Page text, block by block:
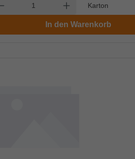
verringern Anzahl erhöhen
In den Warenkorb